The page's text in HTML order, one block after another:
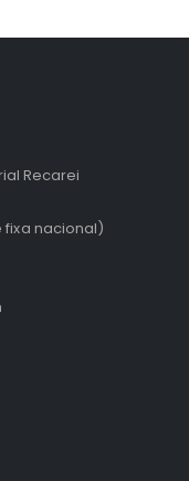
Recarei
fixa nacional)